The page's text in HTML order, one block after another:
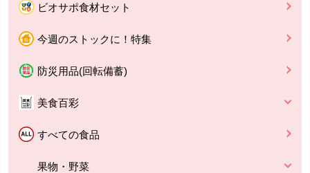
ビオサポ食材セット
今週のストックに！特集
防災用品(回転備蓄)
美食百彩
すべての食品
果物・野菜